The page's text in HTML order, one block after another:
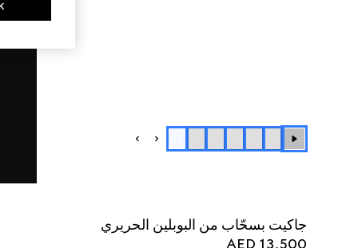
جاكيت بسحّاب من البوبلين الحريري
AED 13,500